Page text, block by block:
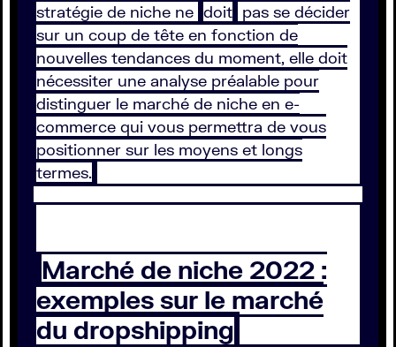
stratégie de niche ne doit pas se décider
sur un coup de tête en fonction de
nouvelles tendances du moment, elle doit
nécessiter une analyse préalable pour
distinguer le marché de niche en e-
commerce qui vous permettra de vous
positionner sur les moyens et longs
termes.
Marché de niche 2022 :
exemples sur le marché
du dropshipping